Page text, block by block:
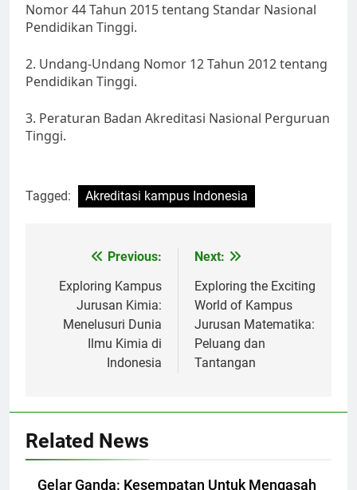
Nomor 44 Tahun 2015 tentang Standar Nasional
Pendidikan Tinggi.
2. Undang-Undang Nomor 12 Tahun 2012 tentang
Pendidikan Tinggi.
3. Peraturan Badan Akreditasi Nasional Perguruan
Tinggi.
Tagged: Akreditasi kampus Indonesia
navigation
Previous:
Exploring Kampus
Jurusan Kimia:
Menelusuri Dunia
Ilmu Kimia di
Indonesia
Next:
Exploring the Exciting
World of Kampus
Jurusan Matematika:
Peluang dan
Tantangan
Related News
Gelar Ganda: Kesempatan Untuk Mengasah